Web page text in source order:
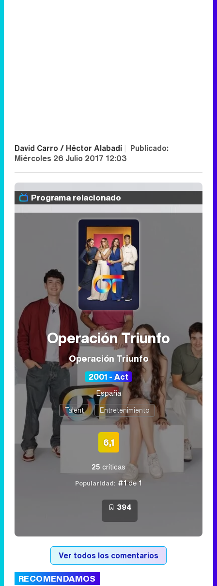
David Carro / Héctor Alabadí | Publicado:
Miércoles 26 Julio 2017 12:03
Programa relacionado
Operación Triunfo
Operación Triunfo
2001 - Act
España
Talent Entretenimiento
6,1
25 críticas
Popularidad: #1de 1
394
Ver todos los comentarios
RECOMENDAMOS